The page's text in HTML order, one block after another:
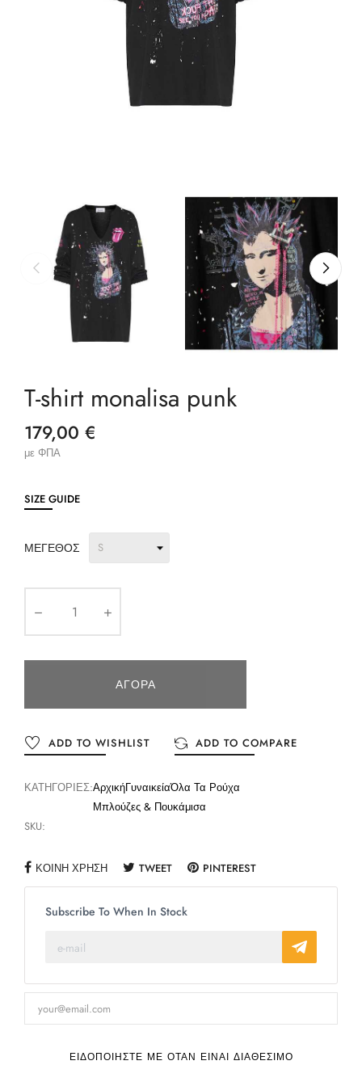
T-shirt monalisa punk
179,00 €
με ΦΠΑ
SIZE GUIDE
ΜΈΓΕΘΟΣ
ΑΓΟΡΆ
ADD TO WISHLIST ADD TO COMPARE
ΚΑΤΗΓΟΡΊΕΣ:ΑρχικήΓυναικείαΌλα Τα Ρούχα
Μπλούζες & Πουκάμισα
SKU:
ΚΟΙΝΉ ΧΡΉΣΗ TWEET PINTEREST
Subscribe To When In Stock
ΕΙΔΟΠΟΙΉΣΤΕ ΜΕ ΌΤΑΝ ΕΊΝΑΙ ΔΙΑΘΈΣΙΜΟ